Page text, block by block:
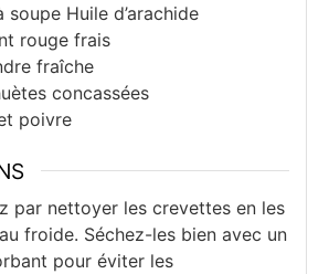
soupe Huile d’arachide
rouge frais
fraîche
concassées
poivre
par nettoyer les crevettes en les
froide. Séchez-les bien avec un
pour éviter les